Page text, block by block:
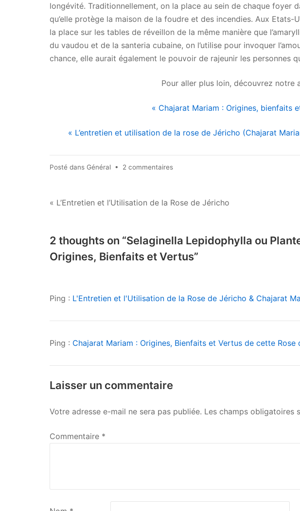
longévité. Traditionnellement, on la place au sein de chaque foyer
qu’elle protège la maison de la foudre et des incendies. Aux Etats-
la place sur les tables de réveillon de la même manière que
du vaudou et de la santeria cubaine, on l’utilise pour invoquer
chance, elle aurait également le pouvoir de rajeunir les personnes
Pour aller plus loin, découvrez notre
« Chajarat Mariam : Origines, bienfaits
« L’entretien et utilisation de la rose de Jéricho (Chajarat
Posté dans Général • 2 commentairessur
ou
Résurrection
:
Vertus
Navigation
l’article
« L’Entretien et l’Utilisation de la Rose de Jéricho
2 thoughts on “Selaginella Lepidophylla ou
Origines, Bienfaits et Vertus”
Ping : L'Entretien et l'Utilisation de la Rose de Jéricho & Chajarat
Ping : Chajarat Mariam : Origines, Bienfaits et Vertus de cette Rose
Laisser un commentaire
Votre adresse e-mail ne sera pas publiée. Les champs obligatoires
Commentaire *